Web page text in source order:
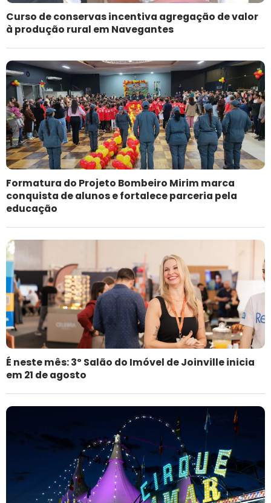
Curso de conservas incentiva agregação de valor
à produção rural em Navegantes
Formatura do Projeto Bombeiro Mirim marca
conquista de alunos e fortalece parceria pela
educação
É neste mês: 3º Salão do Imóvel de Joinville inicia
em 21 de agosto